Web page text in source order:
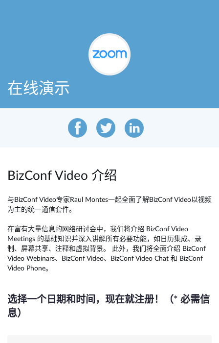
在线演示
BizConf Video 介绍
与BizConf Video专家Raul Montes一起全面了解BizConf Video以视频
为主的统一通信套件。
在富有大量信息的网络研讨会中，我们将介绍 BizConf Video
Meetings 的基础知识并深入讲解所有必要功能，如日历集成、录
制、屏幕共享、注释和虚拟背景。 此外，我们将全面介绍 BizConf
Video Webinars、BizConf Video、BizConf Video Chat 和 BizConf
Video Phone。
选择一个日期和时间，现在就注册！（* 必需信
息）